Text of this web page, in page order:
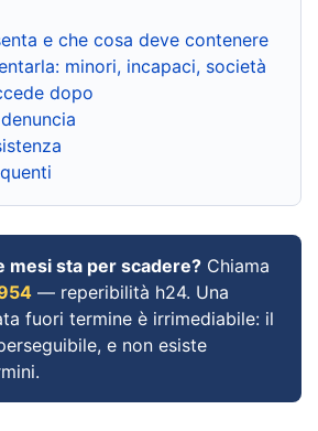
e che cosa deve contenere
minori, incapaci, società
dopo
mesi sta per scadere? Chiama
— reperibilità h24. Una
fuori termine è irrimediabile: il
e non esiste